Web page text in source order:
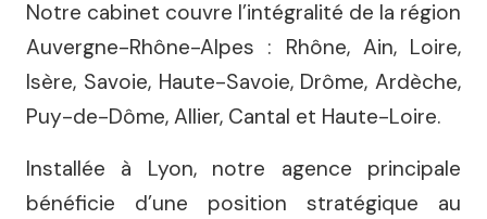
Notre cabinet couvre l’intégralité de la région
Auvergne-Rhône-Alpes : Rhône, Ain, Loire,
Isère, Savoie, Haute-Savoie, Drôme, Ardèche,
Puy-de-Dôme, Allier, Cantal et Haute-Loire.
Installée à Lyon, notre agence principale
bénéficie d’une position stratégique au